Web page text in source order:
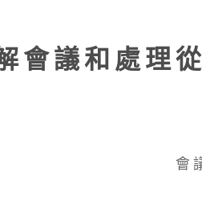
會 議 和 處 理
會